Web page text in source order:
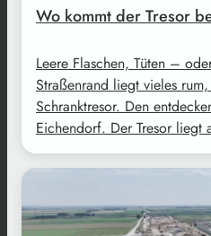
Wo kommt der Tresor
Leere Flaschen, Tüten –
Straßenrand liegt vieles
Schranktresor. Den
Eichendorf. Der Tresor